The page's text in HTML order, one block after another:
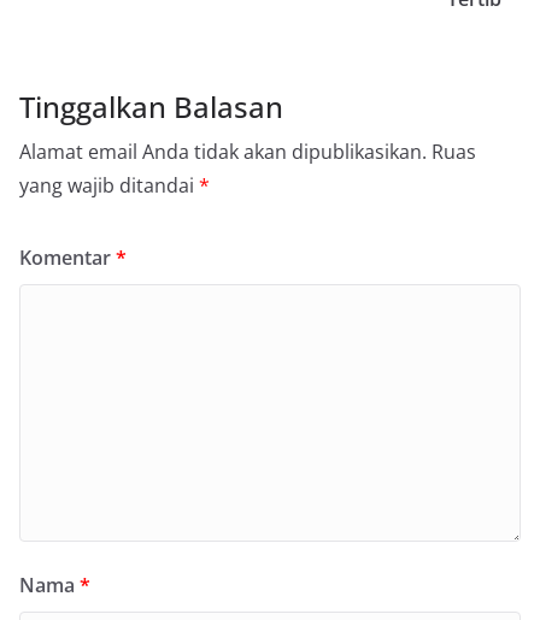
Tinggalkan Balasan
Alamat email Anda tidak akan dipublikasikan. Ruas
yang wajib ditandai *
Komentar*
Nama *